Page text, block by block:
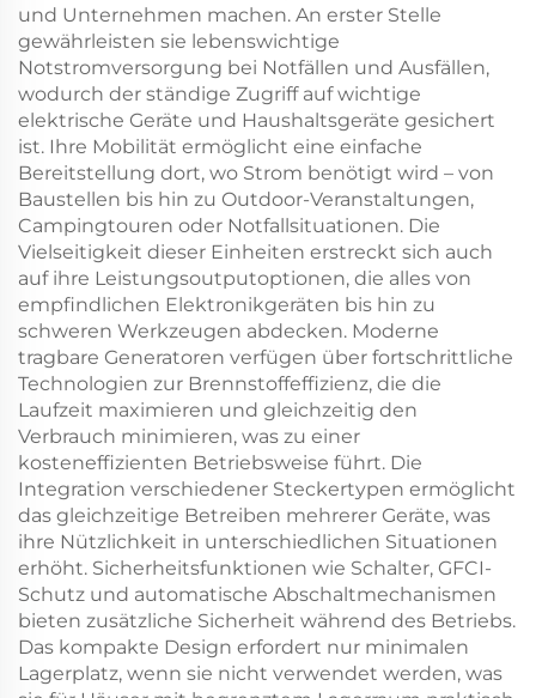
und Unternehmen machen. An erster Stelle
gewährleisten sie lebenswichtige
Notstromversorgung bei Notfällen und Ausfällen,
wodurch der ständige Zugriff auf wichtige
elektrische Geräte und Haushaltsgeräte gesichert
ist. Ihre Mobilität ermöglicht eine einfache
Bereitstellung dort, wo Strom benötigt wird – von
Baustellen bis hin zu Outdoor-Veranstaltungen,
Campingtouren oder Notfallsituationen. Die
Vielseitigkeit dieser Einheiten erstreckt sich auch
auf ihre Leistungsoutputoptionen, die alles von
empfindlichen Elektronikgeräten bis hin zu
schweren Werkzeugen abdecken. Moderne
tragbare Generatoren verfügen über fortschrittliche
Technologien zur Brennstoffeffizienz, die die
Laufzeit maximieren und gleichzeitig den
Verbrauch minimieren, was zu einer
kosteneffizienten Betriebsweise führt. Die
Integration verschiedener Steckertypen ermöglicht
das gleichzeitige Betreiben mehrerer Geräte, was
ihre Nützlichkeit in unterschiedlichen Situationen
erhöht. Sicherheitsfunktionen wie Schalter, GFCI-
Schutz und automatische Abschaltmechanismen
bieten zusätzliche Sicherheit während des Betriebs.
Das kompakte Design erfordert nur minimalen
Lagerplatz, wenn sie nicht verwendet werden, was